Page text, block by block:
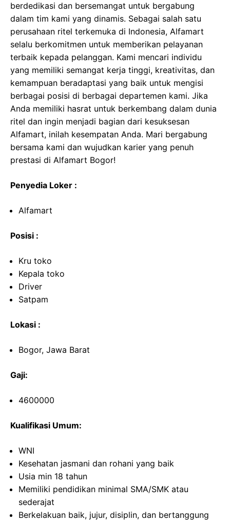
berdedikasi dan bersemangat untuk bergabung
dalam tim kami yang dinamis. Sebagai salah satu
perusahaan ritel terkemuka di Indonesia, Alfamart
selalu berkomitmen untuk memberikan pelayanan
terbaik kepada pelanggan. Kami mencari individu
yang memiliki semangat kerja tinggi, kreativitas, dan
kemampuan beradaptasi yang baik untuk mengisi
berbagai posisi di berbagai departemen kami. Jika
Anda memiliki hasrat untuk berkembang dalam dunia
ritel dan ingin menjadi bagian dari kesuksesan
Alfamart, inilah kesempatan Anda. Mari bergabung
bersama kami dan wujudkan karier yang penuh
prestasi di Alfamart Bogor!
Penyedia Loker :
Alfamart
Posisi :
Kru toko
Kepala toko
Driver
Satpam
Lokasi :
Bogor, Jawa Barat
Gaji:
4600000
Kualifikasi Umum:
WNI
Kesehatan jasmani dan rohani yang baik
Usia min 18 tahun
Memiliki pendidikan minimal SMA/SMK atau
sederajat
Berkelakuan baik, jujur, disiplin, dan bertanggung